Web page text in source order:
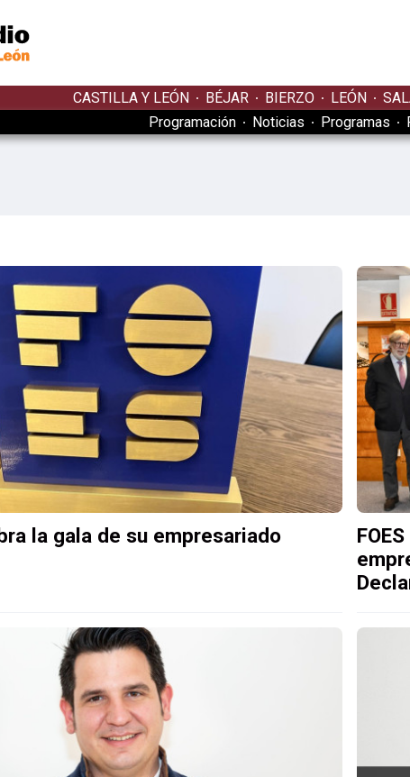
CASTILLA Y LEÓN BÉJAR BIERZO LEÓN
Programación
Noticias Programas
la gala de su empresariado